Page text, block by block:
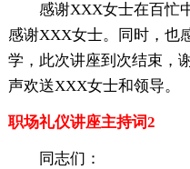
感谢XXX女士在百忙
感谢XXX女士。同时，也
学，此次讲座到次结束，
声欢送XXX女士和领导。
职场礼仪讲座主持词2
同志们：